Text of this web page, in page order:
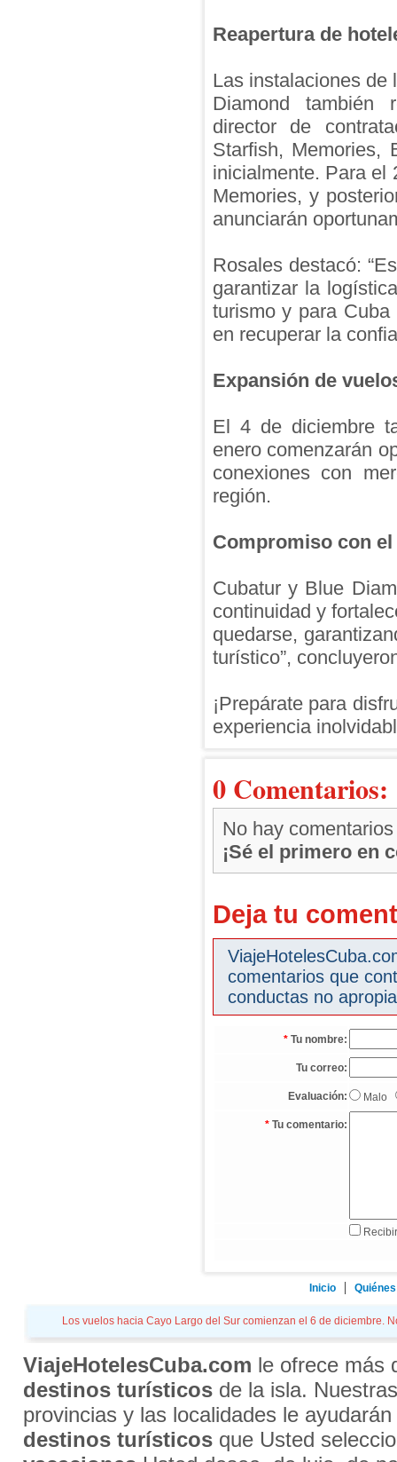
Reapertura de
Las instalaciones de
Diamond también
director de
Starfish, Memories,
inicialmente. Para el
Memories, y
anunciarán
Rosales destacó:
garantizar la
turismo y para
en recuperar la
Expansión de
El 4 de diciembre
enero comenzarán
conexiones con
región.
Compromiso con
Cubatur y Blue
continuidad y
quedarse,
turístico”,
¡Prepárate para
experiencia
0 Comentarios:
No hay comentarios
¡Sé el primero en
Deja tu
comentarios que
conductas no
* Tu nombre:
Tu correo:
Evaluación: Malo
* Tu comentario:
Inicio
Los vuelos hacia Cayo Largo del Sur comienzan el 6 de diciembre.
ViajeHotelesCuba.com le ofrece más
destinos turísticosde la isla.
provincias y las localidades le
destinos turísticosque Usted